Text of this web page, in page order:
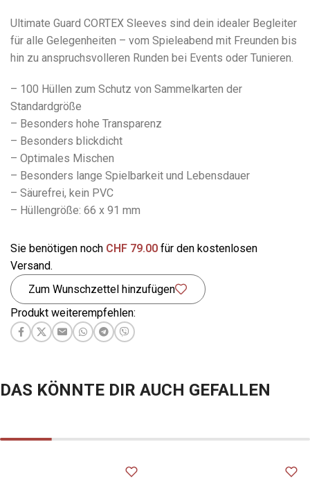
Ultimate Guard CORTEX Sleeves sind dein idealer Begleiter
für alle Gelegenheiten – vom Spieleabend mit Freunden bis
hin zu anspruchsvolleren Runden bei Events oder Tunieren.
– 100 Hüllen zum Schutz von Sammelkarten der
Standardgröße
– Besonders hohe Transparenz
– Besonders blickdicht
– Optimales Mischen
– Besonders lange Spielbarkeit und Lebensdauer
– Säurefrei, kein PVC
– Hüllengröße: 66 x 91 mm
Sie benötigen noch CHF 79.00 für den kostenlosen
Versand.
Zum Wunschzettel hinzufügen
Produkt weiterempfehlen:
DAS KÖNNTE DIR AUCH GEFALLEN